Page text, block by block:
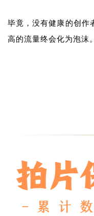
毕竟，没有健康的创作
高的流量终会化为泡沫。